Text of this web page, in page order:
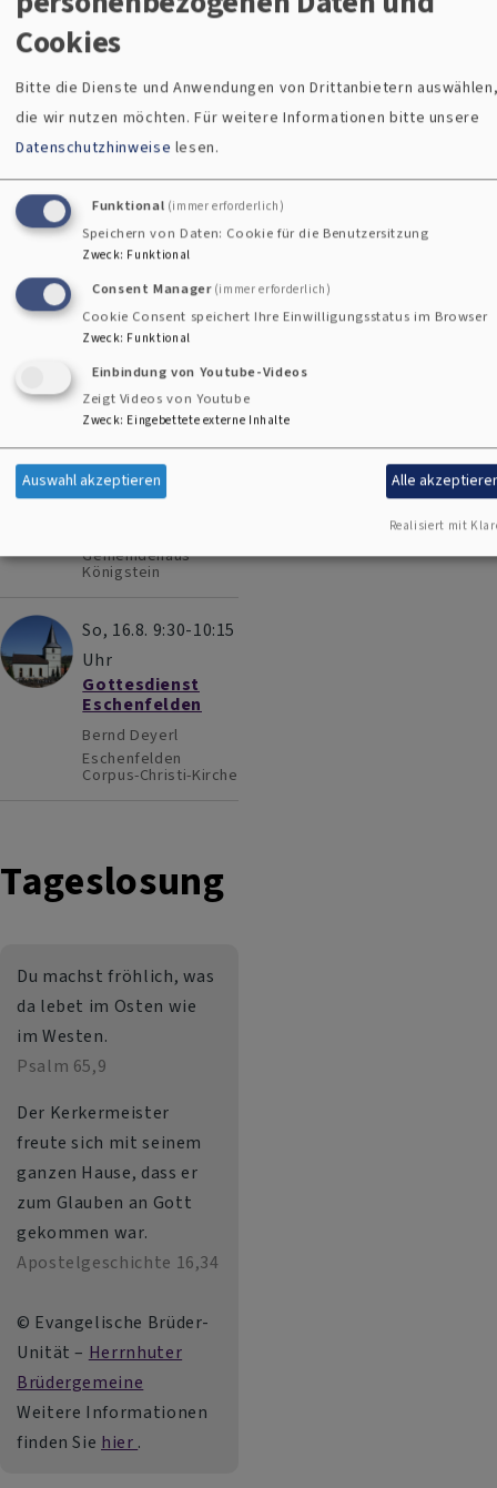
Termine
Sa, 8.8. 16-17:30
Uhr
Gottesdienst
Königstein
Bernd Deyerl
Georgskirche
Di, 11.8. 9:30-11:30
Uhr
Zwergerl Treff
Gemeindehaus
Königstein
So, 16.8. 9:30-10:15
Uhr
Gottesdienst
Eschenfelden
Bernd Deyerl
Eschenfelden
Corpus-Christi-Kirche
Gemeinde
finden
gehören, können Sie ganz
leicht hier finden.
Tageslosung
Du machst fröhlich, was
da lebet im Osten wie
im Westen.
Psalm 65,9
Der Kerkermeister
freute sich mit seinem
ganzen Hause, dass er
zum Glauben an Gott
gekommen war.
Apostelgeschichte 16,34
© Evangelische Brüder-
Unität – Herrnhuter
Brüdergemeine
Weitere Informationen
finden Sie hier .
Cookies
Bitte die Dienste und Anwendungen von Drittanbietern
die wir nutzen möchten.Für weitere Informationen bitte unsere
Datenschutzhinweise lesen.
Funktional (immer erforderlich)
Speichern von Daten: Cookie für die Benutzersitzung
Zweck: Funktional
Consent Manager (immer erforderlich)
Cookie Consent speichert Ihre Einwilligungsstatus im Browser
Zweck: Funktional
Einbindung von Youtube-Videos
Zeigt Videos von Youtube
Zweck: Eingebettete externe Inhalte
Auswahl akzeptieren Alle
Realisiert mit